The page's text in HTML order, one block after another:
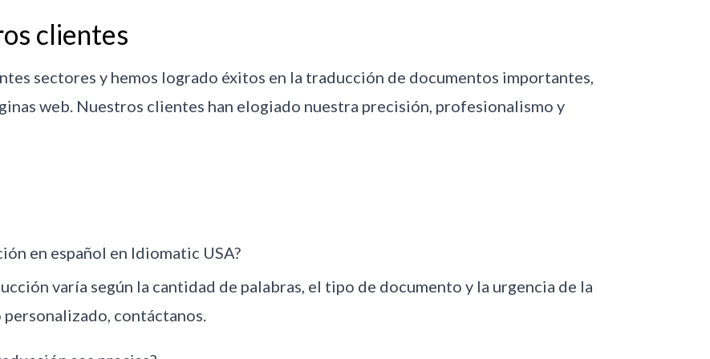
clientes
sectores y hemos logrado éxitos en la traducción de documentos importantes,
web. Nuestros clientes han elogiado nuestra precisión, profesionalismo y
en español en Idiomatic USA?
varía según la cantidad de palabras, el tipo de documento y la urgencia de la
contáctanos.